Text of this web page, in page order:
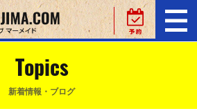
Topics
新着情報・ブログ